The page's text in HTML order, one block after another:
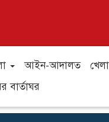
আইন-আদালত
বার্তাঘর